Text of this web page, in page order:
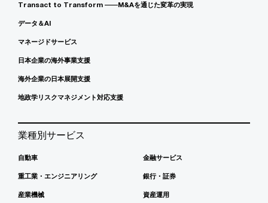
Transact to Transform ――M&Aを通じた変革の実現
データ＆AI
マネージドサービス
日本企業の海外事業支援
海外企業の日本展開支援
地政学リスクマネジメント対応支援
業種別サービス
自動車
重工業・エンジニアリング
産業機械
金融サービス
銀行・証券
資産運用